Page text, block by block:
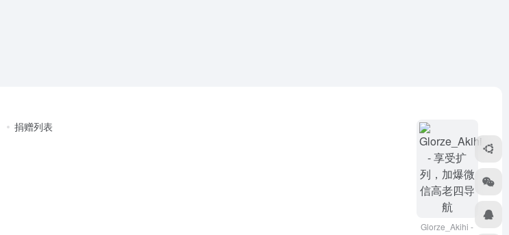
捐赠列表
Glorze_Akihi -